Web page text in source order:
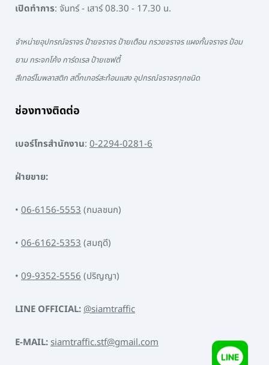
เปิดทำการ: จันทร์ - เสาร์ 08.30 - 17.30 น.
จำหน่ายอุปกรณ์จราจร ป้ายจราจร ป้ายเตือน กรวยจราจร แผงกั้นจราจร ป้อม
ยาม กระจกโค้ง การ์ดเรล ป้ายเซฟตี้
สีเทอร์โมพลาสติก สติ๊กเกอร์สะท้อนแสง อุปกรณ์จราจรทุกชนิด
ช่องทางติดต่อ
เบอร์โทรสำนักงาน: 0-2294-0281-6
ฝ่ายขาย:
• 06-6156-5553(กมลชนก)
• 06-6162-5353(สมฤดี)
• 09-9352-5556(ปริญญา)
LINE OFFICIAL:@siamtraffic
E-MAIL:siamtraffic.stf@gmail.com